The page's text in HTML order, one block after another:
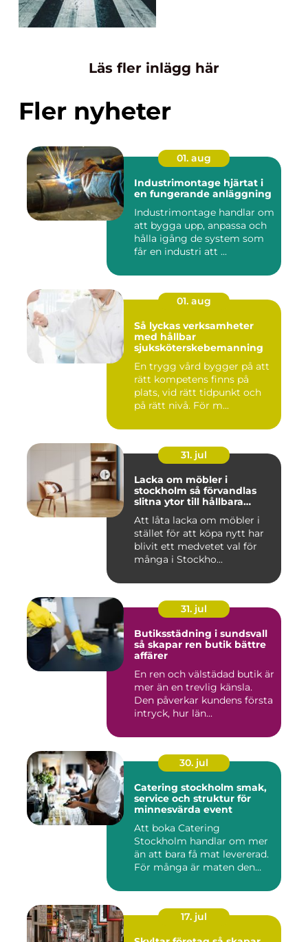
Läs fler inlägg här
Fler nyheter
01. aug
Industrimontage hjärtat i
en fungerande anläggning
Industrimontage handlar om
att bygga upp, anpassa och
hålla igång de system som
får en industri att ...
01. aug
Så lyckas verksamheter
med hållbar
sjuksköterskebemanning
En trygg vård bygger på att
rätt kompetens finns på
plats, vid rätt tidpunkt och
på rätt nivå. För m...
31. jul
Lacka om möbler i
stockholm så förvandlas
slitna ytor till hållbara
Att låta lacka om möbler i
stället för att köpa nytt har
blivit ett medvetet val för
många i Stockho...
31. jul
Butiksstädning i sundsvall
så skapar ren butik bättre
affärer
En ren och välstädad butik är
mer än en trevlig känsla.
Den påverkar kundens första
intryck, hur län...
30. jul
Catering stockholm smak,
service och struktur för
minnesvärda event
Att boka Catering
Stockholm handlar om mer
än att bara få mat levererad.
För många är maten den
17. jul